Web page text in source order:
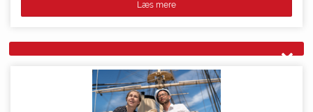
Læs mere